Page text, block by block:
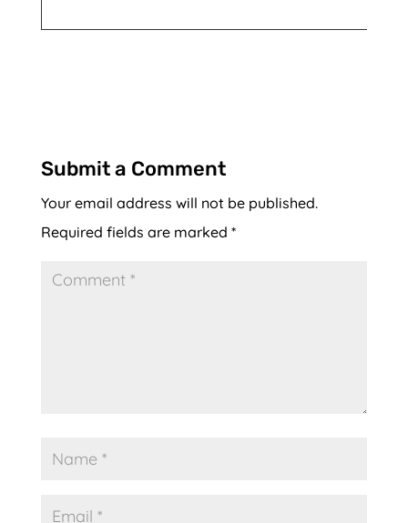
Submit a Comment
Your email address will not be published.
Required fields are marked *